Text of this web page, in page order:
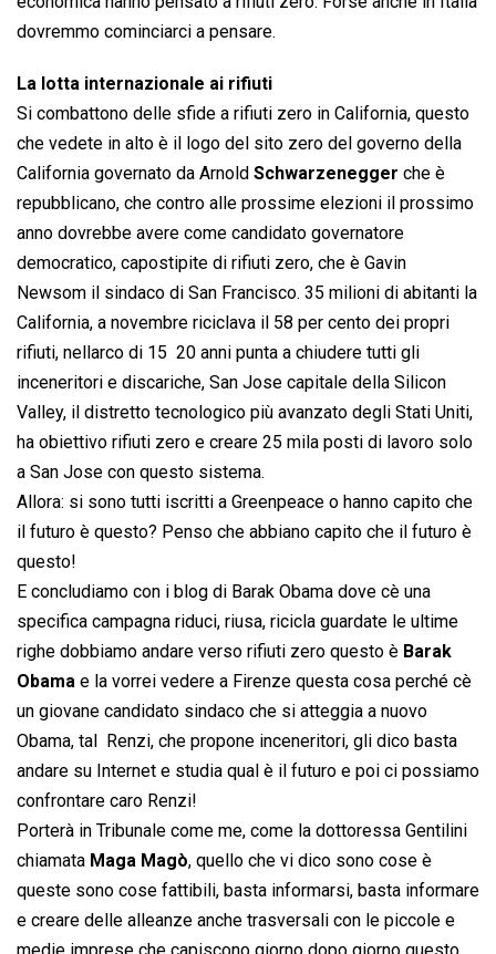
dovremmo cominciarci a pensare.
La lotta internazionale ai rifiuti
Si combattono delle sfide a rifiuti zero in California, questo
che vedete in alto è il logo del sito zero del governo della
California governato da Arnold Schwarzenegger che è
repubblicano, che contro alle prossime elezioni il prossimo
anno dovrebbe avere come candidato governatore
democratico, capostipite di rifiuti zero, che è Gavin
Newsom il sindaco di San Francisco. 35 milioni di abitanti la
California, a novembre riciclava il 58 per cento dei propri
rifiuti, nellarco di 15  20 anni punta a chiudere tutti gli
inceneritori e discariche, San Jose capitale della Silicon
Valley, il distretto tecnologico più avanzato degli Stati Uniti,
ha obiettivo rifiuti zero e creare 25 mila posti di lavoro solo
a San Jose con questo sistema.
Allora: si sono tutti iscritti a Greenpeace o hanno capito che
il futuro è questo? Penso che abbiano capito che il futuro è
questo!
E concludiamo con i blog di Barak Obama dove cè una
specifica campagna riduci, riusa, ricicla guardate le ultime
righe dobbiamo andare verso rifiuti zero questo è Barak
Obama e la vorrei vedere a Firenze questa cosa perché cè
un giovane candidato sindaco che si atteggia a nuovo
Obama, tal Renzi, che propone inceneritori, gli dico basta
andare su Internet e studia qual è il futuro e poi ci possiamo
confrontare caro Renzi!
Porterà in Tribunale come me, come la dottoressa Gentilini
chiamata Maga Magò, quello che vi dico sono cose è
queste sono cose fattibili, basta informarsi, basta informare
e creare delle alleanze anche trasversali con le piccole e